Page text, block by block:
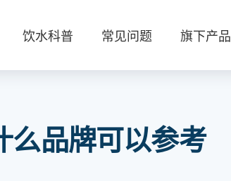
饮水科普 常见问题 旗下产品
么品牌可以参考